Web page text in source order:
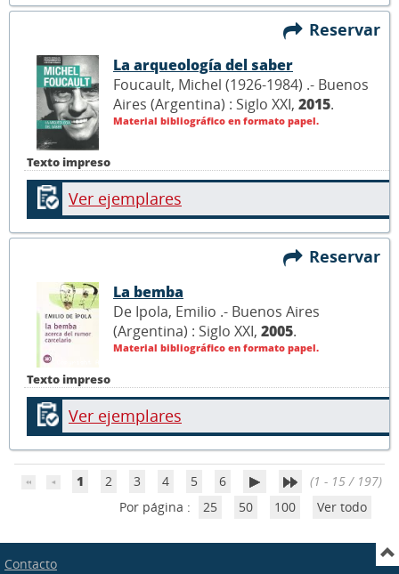
Reservar
Texto impreso
La arqueología del saber
Foucault, Michel (1926-1984) .- Buenos
Aires (Argentina) : Siglo XXI, 2015.
Material bibliográfico en formato papel.
Ver ejemplares
Reservar
Texto impreso
La bemba
De Ipola, Emilio .- Buenos Aires
(Argentina) : Siglo XXI, 2005.
Material bibliográfico en formato papel.
Ver ejemplares
1 2 3 4 5 6
(1 - 15 / 197)
Por página :
25 50 100 Ver todo
Contacto